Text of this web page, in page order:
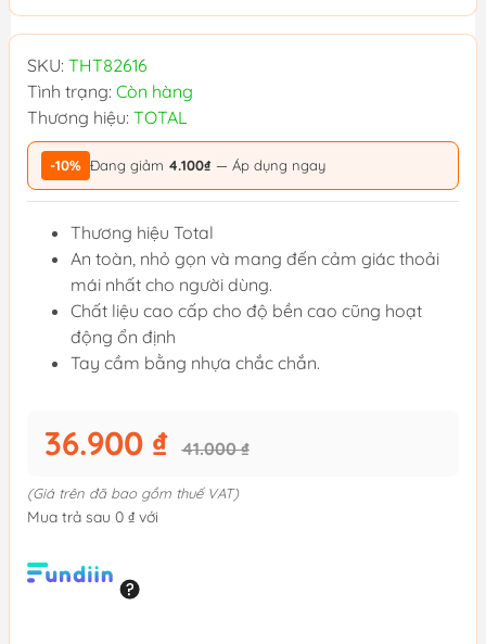
SKU: THT82616
Tình trạng: Còn hàng
Thương hiệu: TOTAL
-10% Đang giảm 4.100₫ — Áp dụng ngay
Thương hiệu Total
An toàn, nhỏ gọn và mang đến cảm giác thoải
mái nhất cho người dùng.
Chất liệu cao cấp cho độ bền cao cũng hoạt
động ổn định
Tay cầm bằng nhựa chắc chắn.
36.900 ₫ 41.000 ₫
(Giá trên đã bao gồm thuế VAT)
Mua trả sau 0 ₫ với